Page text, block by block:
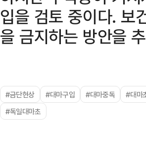
입을 검토 중이다. 보
을 금지하는 방안을
#금단현상 #대마구입 #대마중독 #대마
#독일대마초